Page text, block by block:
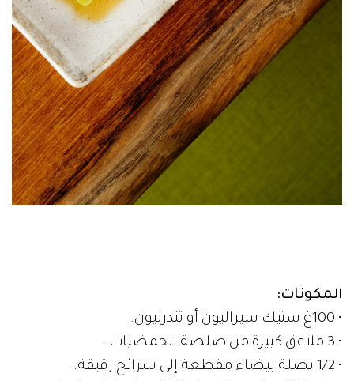
المكونات:
• 100غ ستيك سيراليون أو تندرليون.
• 3 ملاعق كبيرة من صلصة الحمضيات.
• 1/2 بصلة بيضاء مقطعة إلى شرائح رقيقة.